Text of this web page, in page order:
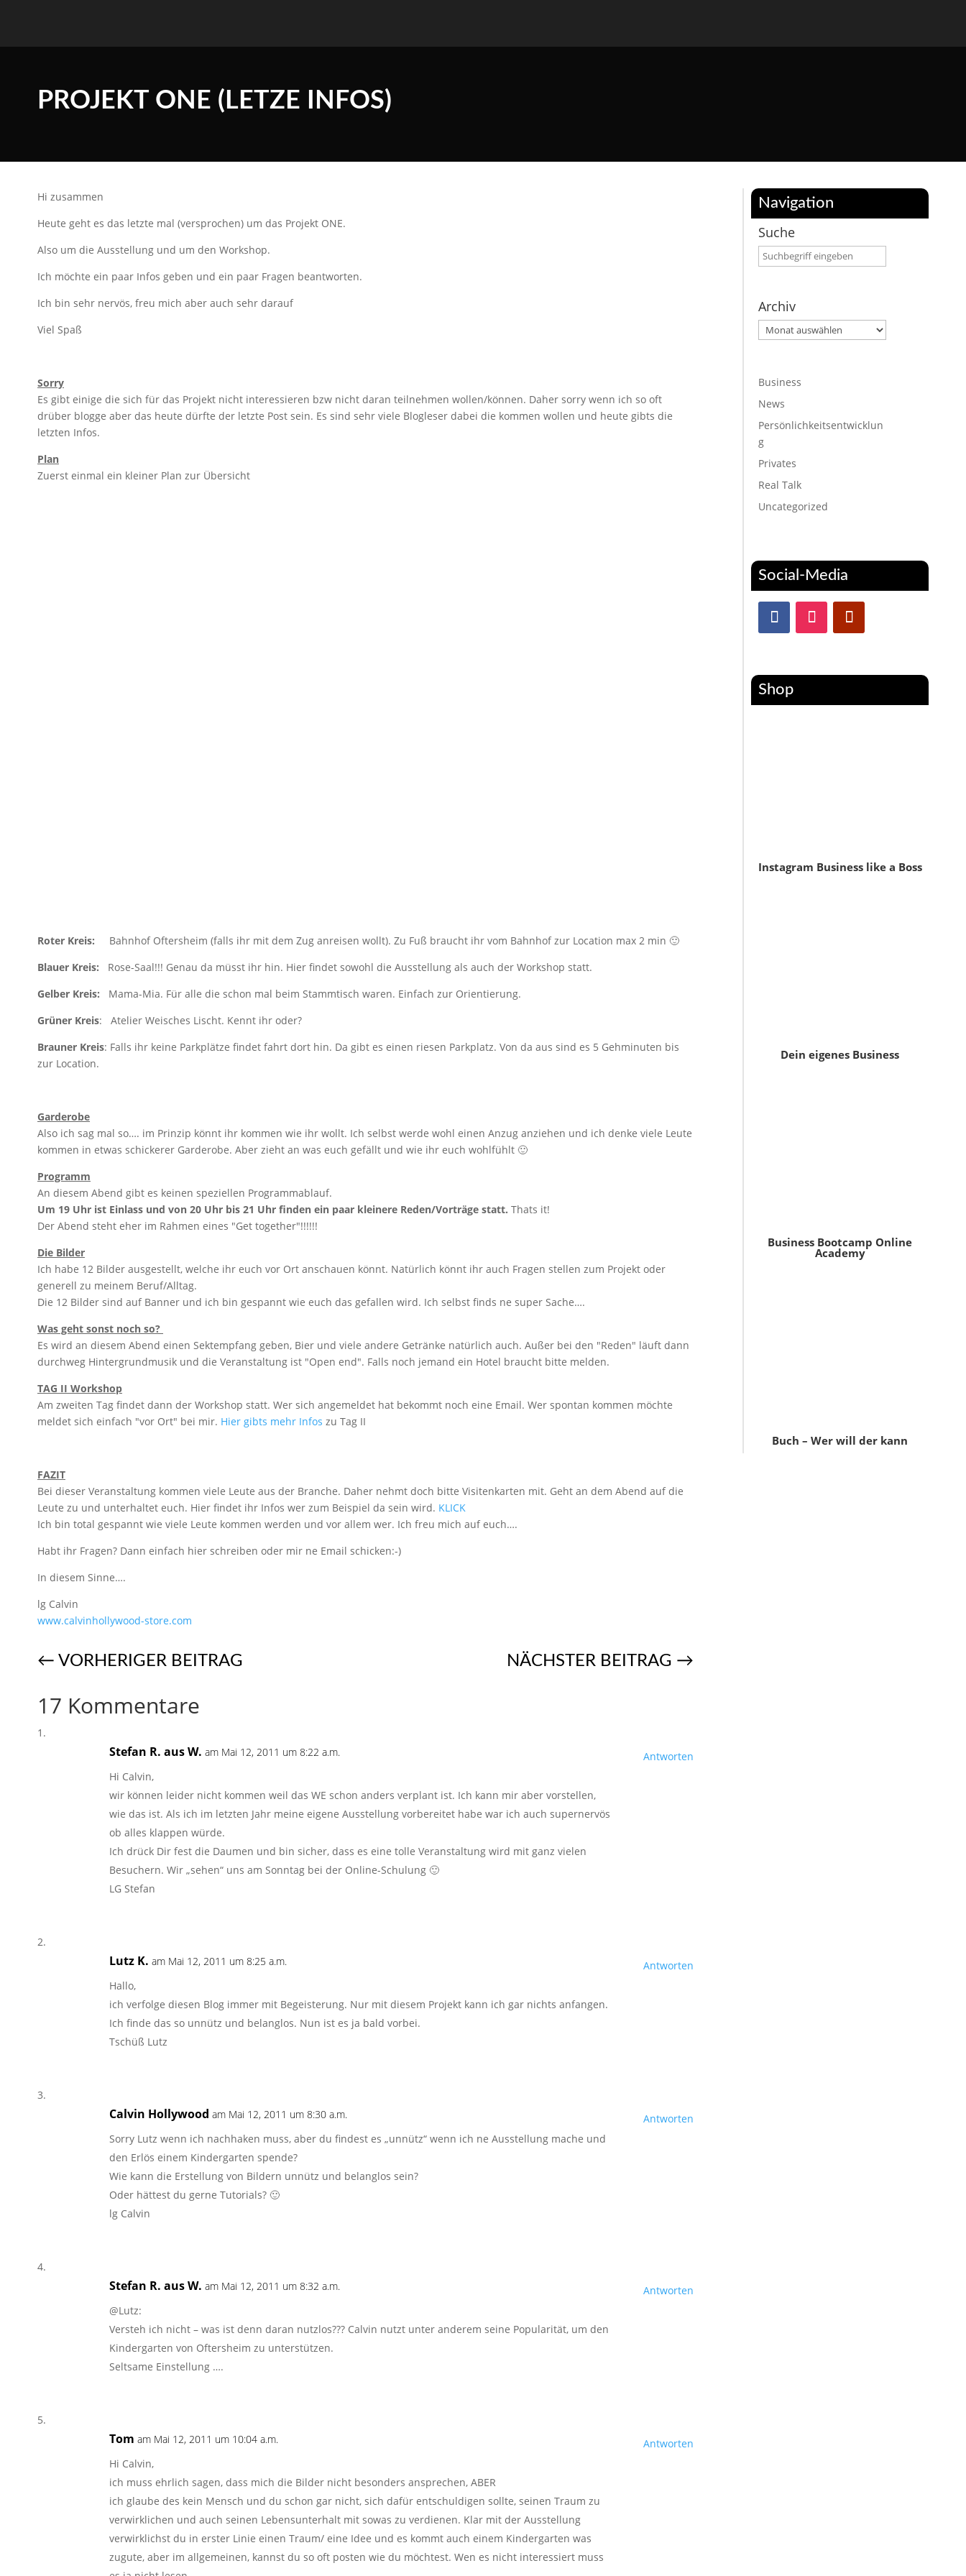
PROJEKT ONE (LETZE INFOS)
Hi zusammen
Heute geht es das letzte mal (versprochen) um das Projekt ONE.
Also um die Ausstellung und um den Workshop.
Ich möchte ein paar Infos geben und ein paar Fragen beantworten.
Ich bin sehr nervös, freu mich aber auch sehr darauf
Viel Spaß
Sorry
Es gibt einige die sich für das Projekt nicht interessieren bzw nicht daran teilnehmen wollen/können. Daher sorry wenn ich so oft
drüber blogge aber das heute dürfte der letzte Post sein. Es sind sehr viele Blogleser dabei die kommen wollen und heute gibts die
letzten Infos.
Plan
Zuerst einmal ein kleiner Plan zur Übersicht
Roter Kreis:
Bahnhof Oftersheim (falls ihr mit dem Zug anreisen wollt). Zu Fuß braucht ihr vom Bahnhof zur Location max 2 min 🙂
Blauer Kreis:
Rose-Saal!!! Genau da müsst ihr hin. Hier findet sowohl die Ausstellung als auch der Workshop statt.
Gelber Kreis: Mama-Mia. Für alle die schon mal beim Stammtisch waren. Einfach zur Orientierung.
Grüner Kreis: Atelier Weisches Lischt. Kennt ihr oder?
Brauner Kreis: Falls ihr keine Parkplätze findet fahrt dort hin. Da gibt es einen riesen Parkplatz. Von da aus sind es 5 Gehminuten bis
zur Location.
Garderobe
Also ich sag mal so…. im Prinzip könnt ihr kommen wie ihr wollt. Ich selbst werde wohl einen Anzug anziehen und ich denke viele Leute
kommen in etwas schickerer Garderobe. Aber zieht an was euch gefällt und wie ihr euch wohlfühlt 🙂
Programm
An diesem Abend gibt es keinen speziellen Programmablauf.
Um 19 Uhr ist Einlass und von 20 Uhr bis 21 Uhr finden ein paar kleinere Reden/Vorträge statt. Thats it!
Der Abend steht eher im Rahmen eines "Get together"!!!!!!
Die Bilder
Ich habe 12 Bilder ausgestellt, welche ihr euch vor Ort anschauen könnt. Natürlich könnt ihr auch Fragen stellen zum Projekt oder
generell zu meinem Beruf/Alltag.
Die 12 Bilder sind auf Banner und ich bin gespannt wie euch das gefallen wird. Ich selbst finds ne super Sache….
Was geht sonst noch so?
Es wird an diesem Abend einen Sektempfang geben, Bier und viele andere Getränke natürlich auch. Außer bei den "Reden" läuft dann
durchweg Hintergrundmusik und die Veranstaltung ist "Open end". Falls noch jemand ein Hotel braucht bitte melden.
TAG II Workshop
Am zweiten Tag findet dann der Workshop statt. Wer sich angemeldet hat bekommt noch eine Email. Wer spontan kommen möchte
meldet sich einfach "vor Ort" bei mir. Hier gibts mehr Infos zu Tag II
FAZIT
Bei dieser Veranstaltung kommen viele Leute aus der Branche. Daher nehmt doch bitte Visitenkarten mit. Geht an dem Abend auf die
Leute zu und unterhaltet euch. Hier findet ihr Infos wer zum Beispiel da sein wird. KLICK
Ich bin total gespannt wie viele Leute kommen werden und vor allem wer. Ich freu mich auf euch….
Habt ihr Fragen? Dann einfach hier schreiben oder mir ne Email schicken:-)
In diesem Sinne….
lg Calvin
www.calvinhollywood-store.com
← VORHERIGER BEITRAG NÄCHSTER BEITRAG →
17 Kommentare
Stefan R. aus W. am Mai 12, 2011 um 8:22 a.m.
Hi Calvin,
wir können leider nicht kommen weil das WE schon anders verplant ist. Ich kann mir aber vorstellen,
wie das ist. Als ich im letzten Jahr meine eigene Ausstellung vorbereitet habe war ich auch supernervös
ob alles klappen würde.
Ich drück Dir fest die Daumen und bin sicher, dass es eine tolle Veranstaltung wird mit ganz vielen
Besuchern. Wir „sehen“ uns am Sonntag bei der Online-Schulung 🙂
LG Stefan
Antworten
Lutz K. am Mai 12, 2011 um 8:25 a.m.
Hallo,
ich verfolge diesen Blog immer mit Begeisterung. Nur mit diesem Projekt kann ich gar nichts anfangen.
Ich finde das so unnütz und belanglos. Nun ist es ja bald vorbei.
Tschüß Lutz
Antworten
Calvin Hollywood am Mai 12, 2011 um 8:30 a.m.
Sorry Lutz wenn ich nachhaken muss, aber du findest es „unnütz“ wenn ich ne Ausstellung mache und
den Erlös einem Kindergarten spende?
Wie kann die Erstellung von Bildern unnütz und belanglos sein?
Oder hättest du gerne Tutorials? 🙂
lg Calvin
Antworten
Stefan R. aus W. am Mai 12, 2011 um 8:32 a.m.
@Lutz:
Versteh ich nicht – was ist denn daran nutzlos??? Calvin nutzt unter anderem seine Popularität, um den
Kindergarten von Oftersheim zu unterstützen.
Seltsame Einstellung ….
Antworten
Tom am Mai 12, 2011 um 10:04 a.m.
Hi Calvin,
ich muss ehrlich sagen, dass mich die Bilder nicht besonders ansprechen, ABER
ich glaube des kein Mensch und du schon gar nicht, sich dafür entschuldigen sollte, seinen Traum zu
verwirklichen und auch seinen Lebensunterhalt mit sowas zu verdienen. Klar mit der Ausstellung
verwirklichst du in erster Linie einen Traum/ eine Idee und es kommt auch einem Kindergarten was
zugute, aber im allgemeinen, kannst du so oft posten wie du möchtest. Wen es nicht interessiert muss
Antworten
Navigation
Suche
Archiv
Archiv
Business
News
Persönlichkeitsentwicklun
g
Privates
Real Talk
Uncategorized
Social-Media
Shop
Instagram Business like a Boss
Dein eigenes Business
Business Bootcamp Online
Academy
Buch – Wer will der kann